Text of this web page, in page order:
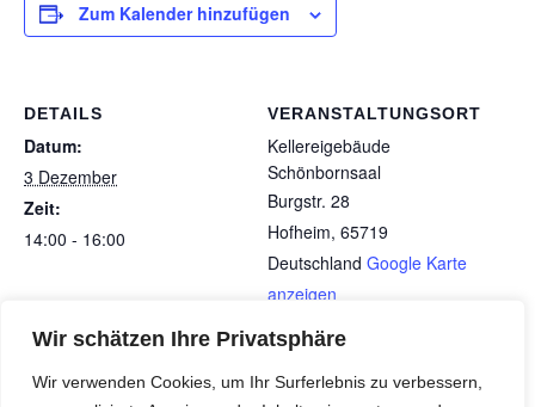
Wir schätzen Ihre Privatsphäre
Wir verwenden Cookies, um Ihr Surferlebnis zu verbessern,
Zum Kalender hinzufügen
DETAILS
Datum:
3 Dezember
Zeit:
14:00 - 16:00
VERANSTALTUNGSORT
Kellereigebäude
Schönbornsaal
Burgstr. 28
Hofheim, 65719
Deutschland Google Karte
anzeigen
(Berliner + Team)
Adventsmarkt Hofheim SNH & VBV &
HORIZONTE (Brockmann, Neumeyer, Stang)